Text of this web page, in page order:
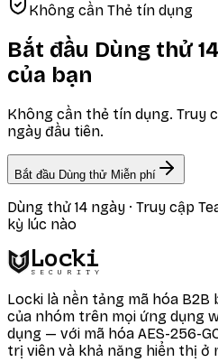
Không cần Thẻ tín dụng
Bắt đầu Dùng thử
của bạn
Không cần thẻ tín dụng. Truy
ngày đầu tiên.
Bắt đầu Dùng thử Miễn phí
Dùng thử 14 ngày · Truy cập
kỳ lúc nào
Locki
SECURITY
Locki là nền tảng mã hóa B2B
của nhóm trên mọi ứng dụng
dụng — với mã hóa AES-256-
trị viên và khả năng hiển thị ở